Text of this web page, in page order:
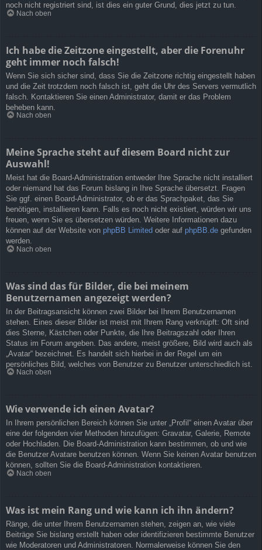
noch nicht registriert sind, ist dies ein guter Grund, dies jetzt zu tun.
Nach oben
Ich habe die Zeitzone eingestellt, aber die Forenuhr
geht immer noch falsch!
Wenn Sie sich sicher sind, dass Sie die Zeitzone richtig eingestellt haben
und die Zeit trotzdem noch falsch ist, geht die Uhr des Servers vermutlich
falsch. Kontaktieren Sie einen Administrator, damit er das Problem
beheben kann.
Nach oben
Meine Sprache steht auf diesem Board nicht zur
Auswahl!
Meist hat die Board-Administration entweder Ihre Sprache nicht installiert
oder niemand hat das Forum bislang in Ihre Sprache übersetzt. Fragen
Sie ggf. einen Board-Administrator, ob er das Sprachpaket, das Sie
benötigen, installieren kann. Falls es noch nicht existiert, würden wir uns
freuen, wenn Sie es übersetzen würden. Weitere Informationen dazu
können auf der Website von phpBB Limited oder auf phpBB.de gefunden
werden.
Nach oben
Was sind das für Bilder, die bei meinem
Benutzernamen angezeigt werden?
In der Beitragsansicht können zwei Bilder bei Ihrem Benutzernamen
stehen. Eines dieser Bilder ist meist mit Ihrem Rang verknüpft: Oft sind
dies Sterne, Kästchen oder Punkte, die Ihre Beitragszahl oder Ihren
Status im Forum angeben. Das andere, meist größere, Bild wird auch als
„Avatar“ bezeichnet. Es handelt sich hierbei in der Regel um ein
persönliches Bild, welches von Benutzer zu Benutzer unterschiedlich ist.
Nach oben
Wie verwende ich einen Avatar?
In Ihrem persönlichen Bereich können Sie unter „Profil“ einen Avatar über
eine der folgenden vier Methoden hinzufügen: Gravatar, Galerie, Remote
oder Hochladen. Die Board-Administration kann bestimmen, ob und wie
die Benutzer Avatare benutzen können. Wenn Sie keinen Avatar benutzen
können, sollten Sie die Board-Administration kontaktieren.
Nach oben
Was ist mein Rang und wie kann ich ihn ändern?
Ränge, die unter Ihrem Benutzernamen stehen, zeigen an, wie viele
Beiträge Sie bislang erstellt haben oder identifizieren bestimmte Benutzer
wie Moderatoren und Administratoren. Normalerweise können Sie den